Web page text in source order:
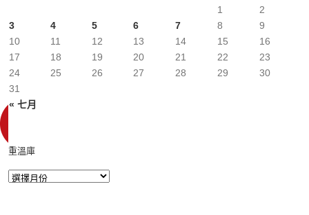
« 七月
1
2
3
4 5 6 7 8
9
10
11 12 13 14 15
16
17
18 19 20 21 22
23
24
25 26 27 28 29
30
31
重溫庫